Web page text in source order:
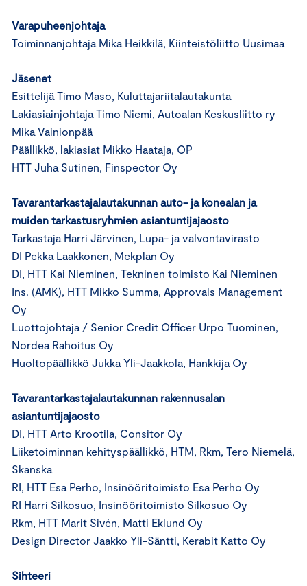
Varapuheenjohtaja
Toiminnanjohtaja Mika Heikkilä, Kiinteistöliitto Uusimaa
Jäsenet
Esittelijä Timo Maso, Kuluttajariitalautakunta
Lakiasiainjohtaja Timo Niemi, Autoalan Keskusliitto ry
Mika Vainionpää
Päällikkö, lakiasiat Mikko Haataja, OP
HTT Juha Sutinen, Finspector Oy
Tavarantarkastajalautakunnan auto- ja konealan ja
muiden tarkastusryhmien asiantuntijajaosto
Tarkastaja Harri Järvinen, Lupa- ja valvontavirasto
DI Pekka Laakkonen, Mekplan Oy
DI, HTT Kai Nieminen, Tekninen toimisto Kai Nieminen
Ins. (AMK), HTT Mikko Summa, Approvals Management
Oy
Luottojohtaja / Senior Credit Officer Urpo Tuominen,
Nordea Rahoitus Oy
Huoltopäällikkö Jukka Yli-Jaakkola, Hankkija Oy
Tavarantarkastajalautakunnan rakennusalan
asiantuntijajaosto
DI, HTT Arto Krootila, Consitor Oy
Liiketoiminnan kehityspäällikkö, HTM, Rkm, Tero Niemelä,
Skanska
RI, HTT Esa Perho, Insinööritoimisto Esa Perho Oy
RI Harri Silkosuo, Insinööritoimisto Silkosuo Oy
Rkm, HTT Marit Sivén, Matti Eklund Oy
Design Director Jaakko Yli-Säntti, Kerabit Katto Oy
Sihteeri